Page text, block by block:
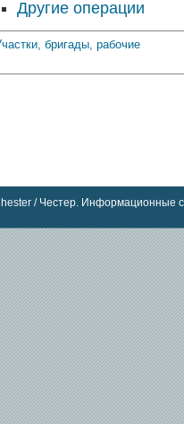
Другие операции
бригады, рабочие
/ Честер. Информационные